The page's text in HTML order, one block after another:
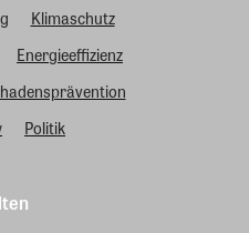
Klimaschutz
Energieeffizienz
Politik